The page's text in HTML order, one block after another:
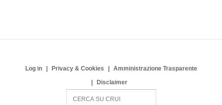
Log in Privacy & Cookies
Amministrazione Trasparente
Disclaimer